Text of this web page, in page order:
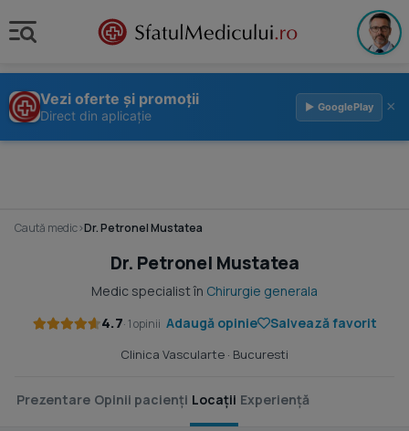
Vezi oferte și promoții
Direct din aplicație
▶ GooglePlay ×
Caută medic›Dr. Petronel Mustatea
Dr. Petronel Mustatea
Medic specialist în Chirurgie generala
4.7· 1 opinii Adaugă opinie Salvează favorit
Clinica Vascularte · Bucuresti
Prezentare Opinii pacienți Locații Experiență